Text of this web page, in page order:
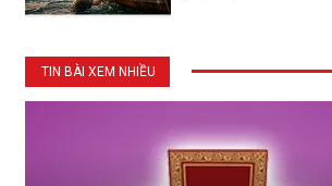
TIN BÀI XEM NHIỀU